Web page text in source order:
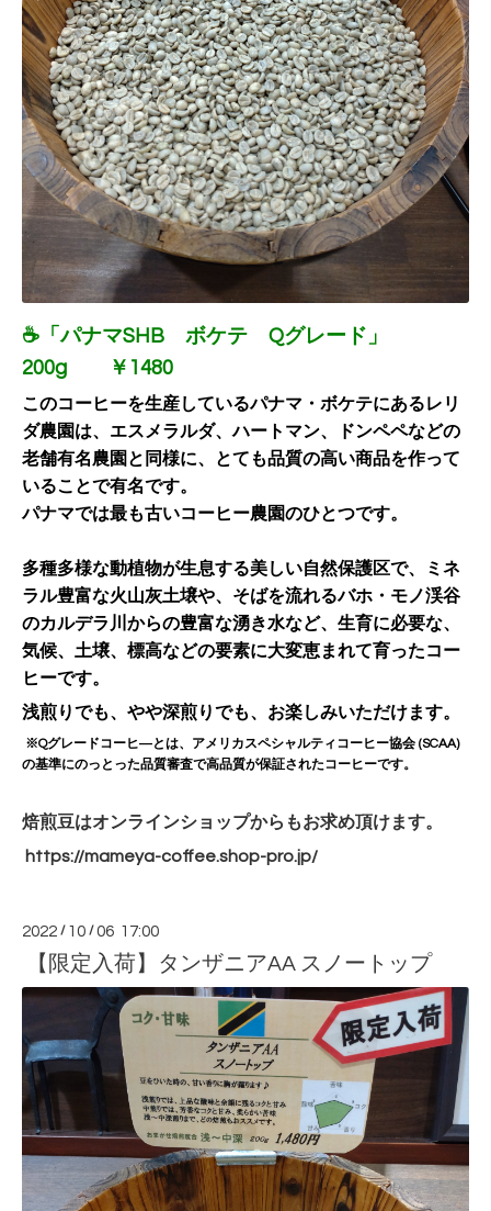
☕「パナマSHB ボケテ Qグレード」
200g ￥1480
このコーヒーを生産しているパナマ・ボケテにあるレリ
ダ農園は、エスメラルダ、ハートマン、ドンペペなどの
老舗有名農園と同様に、とても品質の高い商品を作って
いることで有名です。
パナマでは最も古いコーヒー農園のひとつです。
多種多様な動植物が生息する美しい自然保護区で、ミネ
ラル豊富な火山灰土壌や、そばを流れるバホ・モノ渓谷
のカルデラ川からの豊富な湧き水など、 生育に必要な、
気候、土壌、標高などの要素に大変恵まれて育ったコー
ヒーです。
浅煎りでも、やや深煎りでも、お楽しみいただけます。
※Qグレードコーヒ―とは、アメリカスペシャルティコーヒー協会 (SCAA)
の基準にのっとった品質審査で高品質が保証されたコーヒーです。
焙煎豆はオンラインショップからもお求め頂けます。
https://mameya-coffee.shop-pro.jp/
2022 / 10 /06 17:00
【限定入荷】タンザニアAA スノートップ